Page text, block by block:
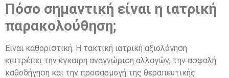
Πόσο σημαντική είναι η ιατρική
παρακολούθηση;
Είναι καθοριστική. Η τακτική ιατρική αξιολόγηση
επιτρέπει την έγκαιρη αναγνώριση αλλαγών, την ασφαλή
καθοδήγηση και την προσαρμογή της θεραπευτικής